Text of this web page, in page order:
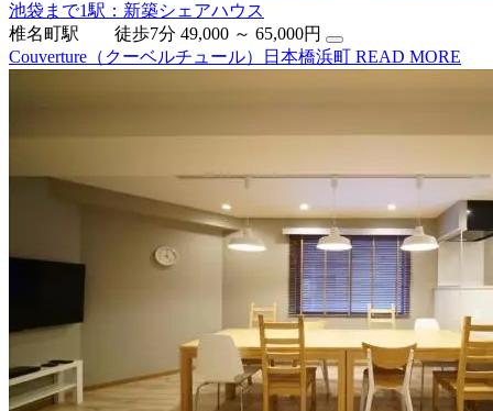
池袋まで1駅：新築シェアハウス
椎名町駅 徒歩7分 49,000 ～ 65,000円
Couverture（クーベルチュール）日本橋浜町 READ MORE